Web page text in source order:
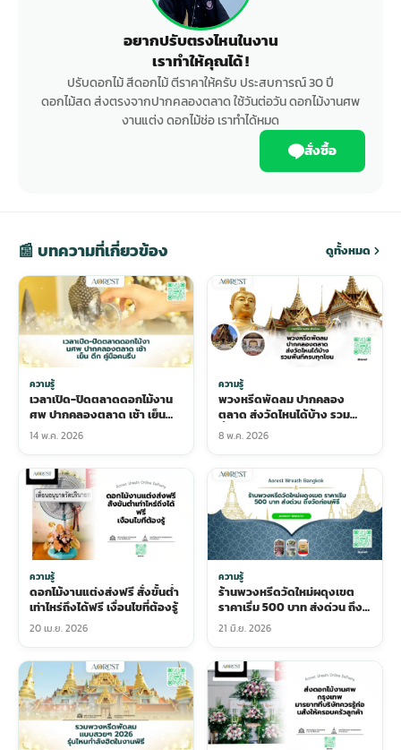
อยากปรับตรงไหนในงาน
เราทำให้คุณได้ !
ปรับดอกไม้ สีดอกไม้ ตีราคาให้ครับ ประสบการณ์ 30 ปี
ดอกไม้สด ส่งตรงจากปากคลองตลาด ใช้วันต่อวัน ดอกไม้งานศพ
งานแต่ง ดอกไม้ช่อ เราทำได้หมด
สั่งซื้อ
📰 บทความที่เกี่ยวข้อง ดูทั้งหมด
ความรู้
เวลาเปิด-ปิดตลาดดอกไม้งาน
ศพ ปากคลองตลาด เช้า เย็น
ดึก คู่มือคนรีบ
14 พ.ค. 2026
ความรู้
พวงหรีดพัดลม ปากคลอง
ตลาด ส่งวัดไหนได้บ้าง รวม
พื้นที่ครบทุกโซน
8 พ.ค. 2026
ความรู้
ดอกไม้งานแต่งส่งฟรี สั่งขั้นต่ำ
เท่าไหร่ถึงได้ฟรี เงื่อนไขที่ต้องรู้
20 เม.ย. 2026
ความรู้
ร้านพวงหรีดวัดใหม่ผดุงเขต
ราคาเริ่ม 500 บาท ส่งด่วน ถึง
วัดก่อนพิธี
21 มิ.ย. 2026